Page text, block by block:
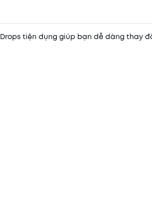
tiện dụng giúp bạn dễ dàng thay